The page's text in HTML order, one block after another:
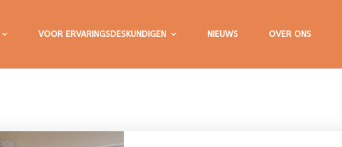
VOOR ERVARINGSDESKUNDIGEN NIEUWS OVER ONS